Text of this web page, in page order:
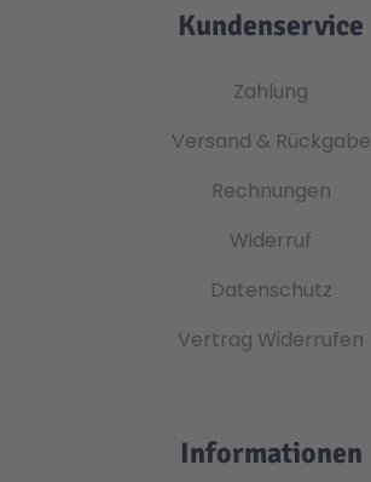
Kundenservice
Zahlung
Versand & Rückgabe
Rechnungen
Widerruf
Datenschutz
Vertrag Widerrufen
Informationen